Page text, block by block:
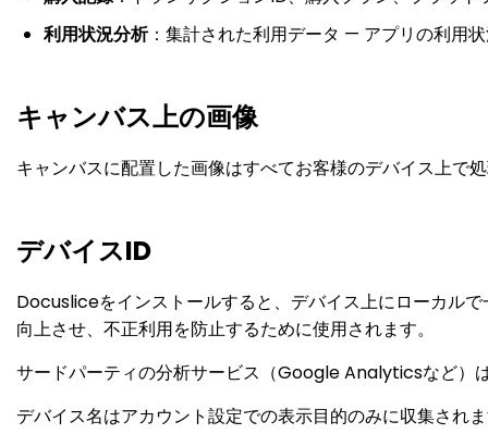
利用状況分析：集計された利用データ — アプリの利用
キャンバス上の画像
キャンバスに配置した画像はすべてお客様のデバイス上で
デバイスID
Docusliceをインストールすると、デバイス上にローカル
向上させ、不正利用を防止するために使用されます。
サードパーティの分析サービス（Google Analyticsなど）
デバイス名はアカウント設定での表示目的のみに収集され